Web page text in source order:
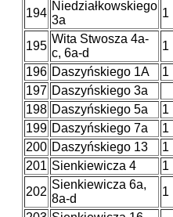
194
Niedziałkowskiego
3a
1
195
Wita Stwosza 4a-
c, 6a-d
1
196 Daszyńskiego 1A 1
197 Daszyńskiego 3a
198 Daszyńskiego 5a 1
199 Daszyńskiego 7a 1
200 Daszyńskiego 13 1
201 Sienkiewicza 4 1
202
Sienkiewicza 6a,
8a-d
1